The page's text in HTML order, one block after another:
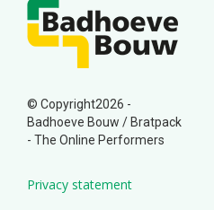
© Copyright2026 -
Badhoeve Bouw / Bratpack
- The Online Performers
Privacy statement